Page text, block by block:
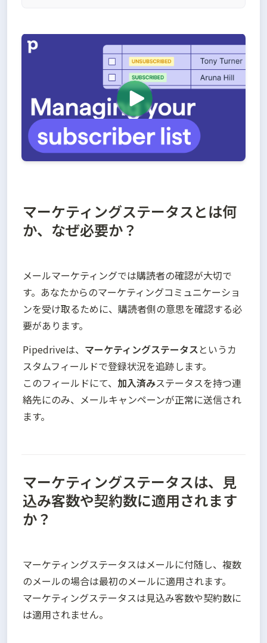
マーケティングステータスとは何
か、なぜ必要か？
メールマーケティングでは購読者の確認が大切で
す。あなたからのマーケティングコミュニケーショ
ンを受け取るために、購読者側の意思を確認する必
要があります。
Pipedriveは、 マーケティングステータスというカ
スタムフィールドで登録状況を追跡します。
このフィールドにて、 加入済みステータスを持つ連
絡先にのみ、メールキャンペーンが正常に送信され
ます。
マーケティングステータスは、見
込み客数や契約数に適用されます
か？
マーケティングステータスはメールに付随し、複数
のメールの場合は最初のメールに適用されます。
マーケティングステータスは見込み客数や契約数に
は適用されません。